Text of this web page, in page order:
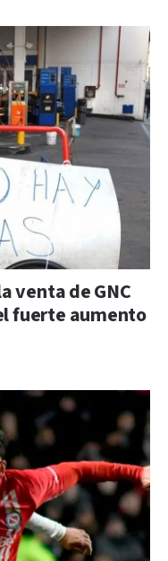
venta de GNC
fuerte aumento